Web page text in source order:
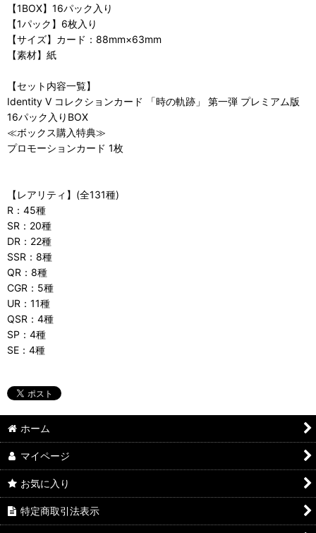
【1BOX】16パック入り
【1パック】6枚入り
【サイズ】カード：88mm×63mm
【素材】紙
【セット内容一覧】
Identity V コレクションカード 「時の軌跡」 第一弾 プレミアム版
16パック入りBOX
≪ボックス購入特典≫
プロモーションカード 1枚
【レアリティ】(全131種)
R：45種
SR：20種
DR：22種
SSR：8種
QR：8種
CGR：5種
UR：11種
QSR：4種
SP：4種
SE：4種
ホーム
マイページ
お気に入り
特定商取引法表示